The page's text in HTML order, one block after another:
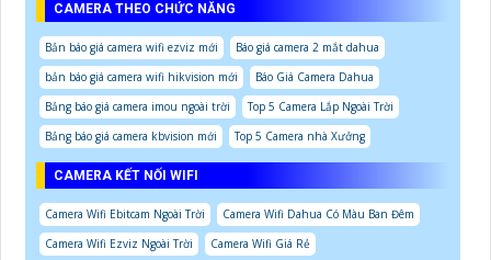
CAMERA THEO CHỨC NĂNG
Bản báo giá camera wifi ezviz mới
Báo giá camera 2 mắt dahua
bản báo giá camera wifi hikvision mới
Báo Giá Camera Dahua
Bảng báo giá camera imou ngoài trời
Top 5 Camera Lắp Ngoài Trời
Bảng báo giá camera kbvision mới
Top 5 Camera nhà Xưởng
CAMERA KẾT NỐI WIFI
Camera Wifi Ebitcam Ngoài Trời
Camera Wifi Dahua Có Màu Ban Đêm
Camera Wifi Ezviz Ngoài Trời
Camera Wifi Giá Rẻ